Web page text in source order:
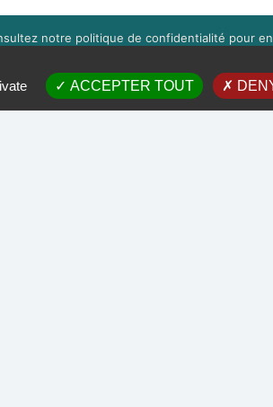
notre politique de confidentialité pour
EN SAVOIR PLUS
ACCEPTER TOUT